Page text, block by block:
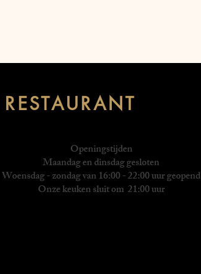
Openingstijden
Maandag en dinsdag gesloten
Woensdag - zondag van 16:00 - 22:00 uur geopend
Onze keuken sluit om 21:00 uur